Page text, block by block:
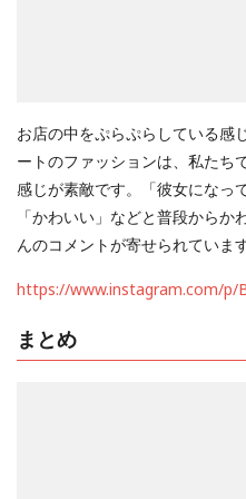
お店の中をぷらぷらしている感
ートのファッションは、私たち
感じが素敵です。「彼女になっ
「かわいい」などと普段から
んのコメントが寄せられています
https://www.instagram.com/p/
まとめ